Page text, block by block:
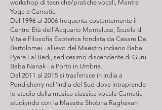
workshop di tecniche/pratiche vocali, Mantra
Yoga e Carnatic.
Dal 1996 al 2006 frequenta costantemente il
Centro Età dell’Acquario Monteluce, Scuola di
Vita e Filosofia Esoterica fondata da Cesare De
Bartolomei - allievo del Maestro indiano Baba
Pyare Lal Bedi, sedicesimo discendente di Guru
Baba Nanak - a Porto in Umbria.
Dal 2011 al 2015 si trasferisce in India a
Pondicherry nell’India del Sud dove intraprende
lo studio della musica classica vocale Carnatic
studiando con la Maestra Shobha Raghavan